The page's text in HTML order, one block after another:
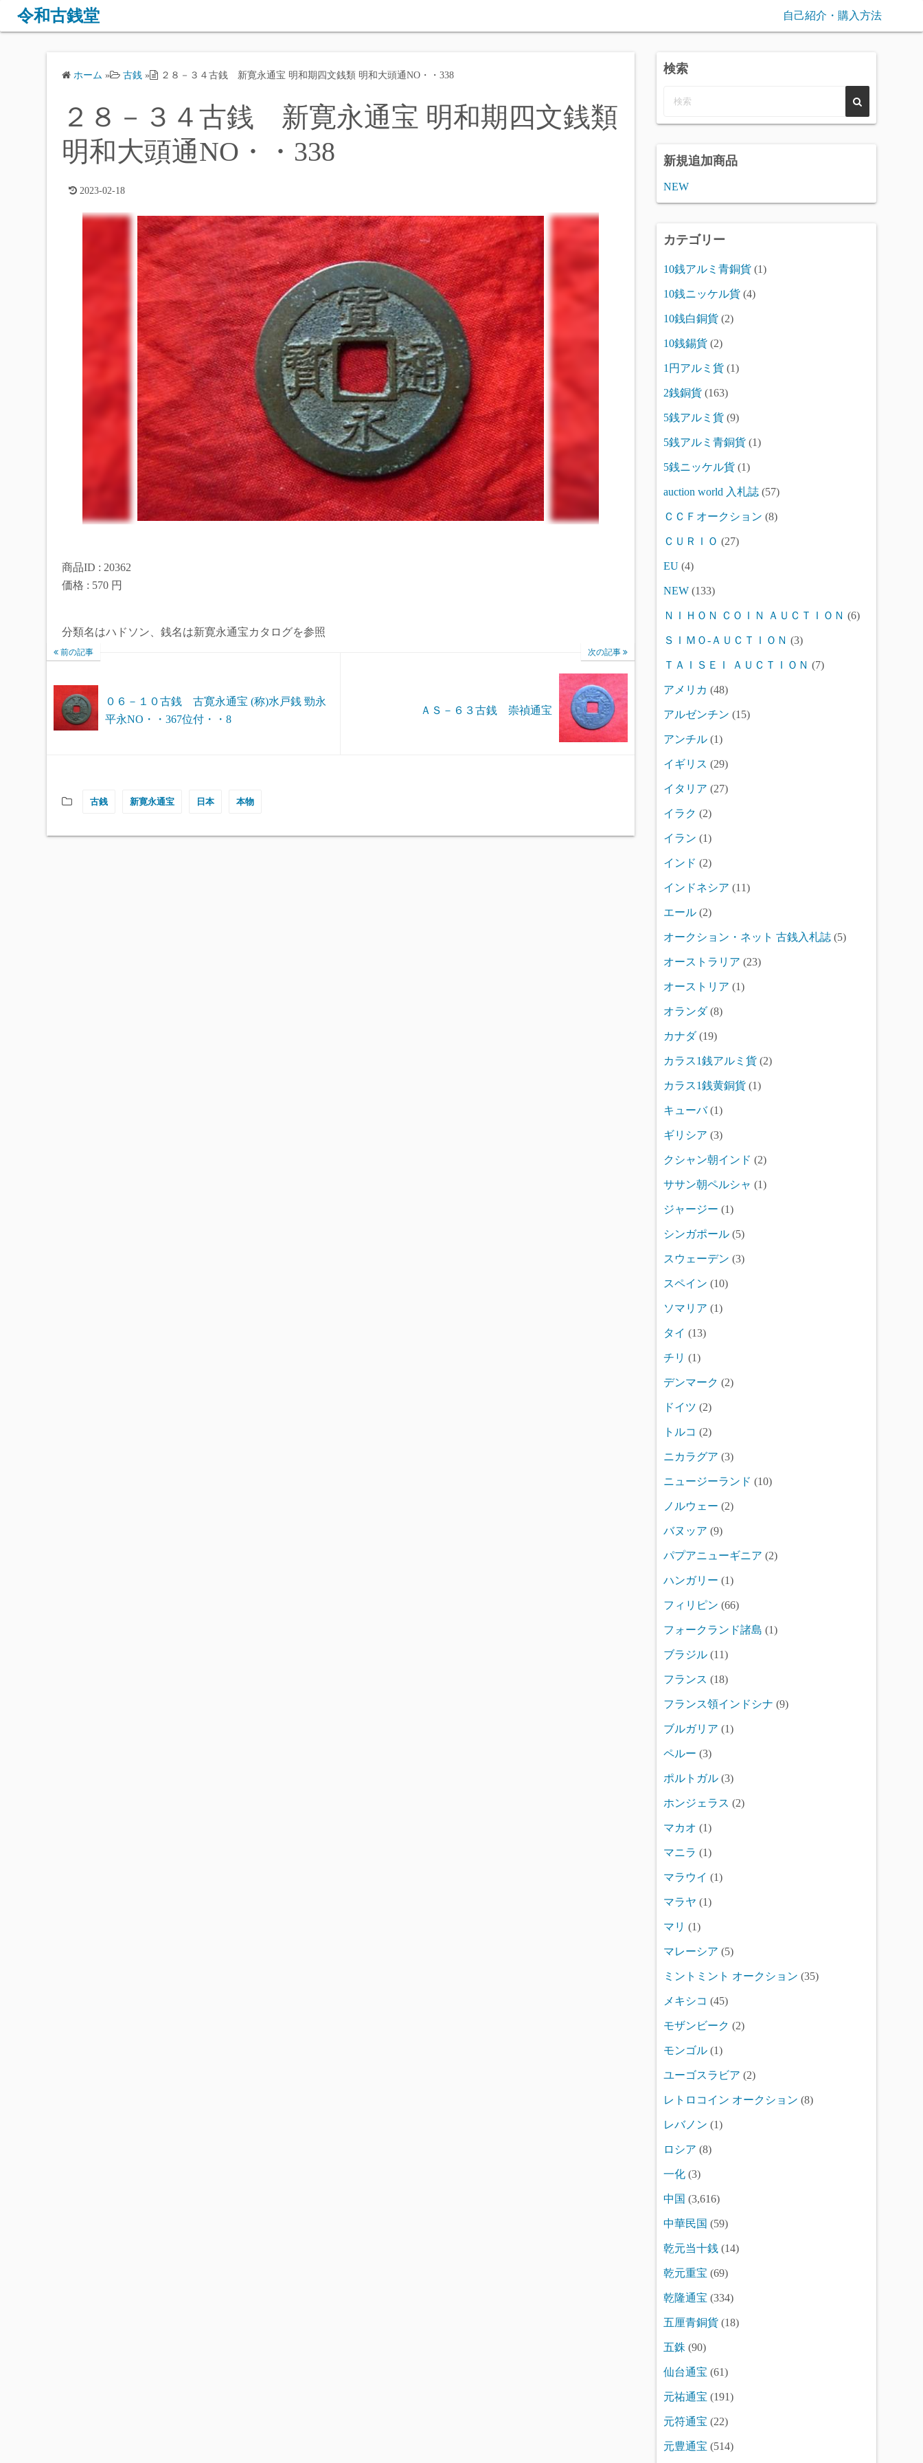
令和古銭堂 自己紹介・購入方法
ホーム » 古銭 » ２８－３４古銭 新寛永通宝 明和期四文銭類 明和大頭通NO・・338
２８－３４古銭 新寛永通宝 明和期四文銭類
明和大頭通NO・・338
2023-02-18
商品ID : 20362
価格 : 570 円
分類名はハドソン、銭名は新寛永通宝カタログを参照
前の記事
０６－１０古銭 古寛永通宝 (称)水戸銭 勁永
平永NO・・367位付・・8
次の記事
ＡＳ－６３古銭 崇禎通宝
古銭 新寛永通宝 日本 本物
検索
新規追加商品
NEW
カテゴリー
10銭アルミ青銅貨 (1)
10銭ニッケル貨 (4)
10銭白銅貨 (2)
10銭錫貨 (2)
1円アルミ貨 (1)
2銭銅貨 (163)
5銭アルミ貨 (9)
5銭アルミ青銅貨 (1)
5銭ニッケル貨 (1)
auction world 入札誌 (57)
ＣＣＦオークション (8)
ＣＵＲＩＯ (27)
EU (4)
NEW (133)
ＮＩＨＯＮ ＣＯＩＮ ＡＵＣＴＩＯＮ (6)
ＳＩＭＯ-ＡＵＣＴＩＯＮ (3)
ＴＡＩＳＥＩ ＡＵＣＴＩＯＮ (7)
アメリカ (48)
アルゼンチン (15)
アンチル (1)
イギリス (29)
イタリア (27)
イラク (2)
イラン (1)
インド (2)
インドネシア (11)
エール (2)
オークション・ネット 古銭入札誌 (5)
オーストラリア (23)
オーストリア (1)
オランダ(8)
カナダ(19)
カラス1銭アルミ貨 (2)
カラス1銭黄銅貨 (1)
キューバ(1)
ギリシア (3)
クシャン朝インド (2)
ササン朝ペルシャ (1)
ジャージー (1)
シンガポール (5)
スウェーデン (3)
スペイン (10)
ソマリア (1)
タイ (13)
チリ (1)
デンマーク (2)
ドイツ (2)
トルコ (2)
ニカラグア (3)
ニュージーランド (10)
ノルウェー (2)
バヌッア (9)
パプアニューギニア (2)
ハンガリー (1)
フィリピン (66)
フォークランド諸島 (1)
ブラジル (11)
フランス (18)
フランス領インドシナ (9)
ブルガリア (1)
ペルー (3)
ポルトガル (3)
ホンジェラス (2)
マカオ (1)
マニラ (1)
マラウイ (1)
マラヤ (1)
マリ (1)
マレーシア (5)
ミントミント オークション (35)
メキシコ (45)
モザンビーク (2)
モンゴル (1)
ユーゴスラビア (2)
レトロコイン オークション (8)
レバノン (1)
ロシア (8)
一化 (3)
中国 (3,616)
中華民国 (59)
乾元当十銭 (14)
乾元重宝 (69)
乾隆通宝 (334)
五厘青銅貨 (18)
五銖 (90)
仙台通宝 (61)
元祐通宝 (191)
元符通宝 (22)
元豊通宝 (514)